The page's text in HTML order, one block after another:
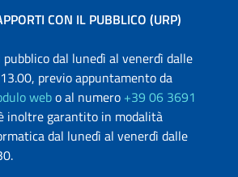
CON IL PUBBLICO (URP)
dal lunedì al venerdì dalle
previo appuntamento da
webo al numero +39 06 3691
inoltre garantito in modalità
dal lunedì al venerdì dalle